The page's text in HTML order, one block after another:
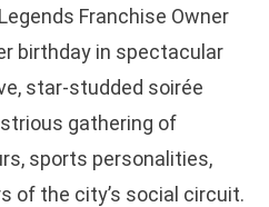
Franchise Owner
birthday in spectacular
star-studded soirée
gathering of
sports personalities,
of the city’s social circuit.